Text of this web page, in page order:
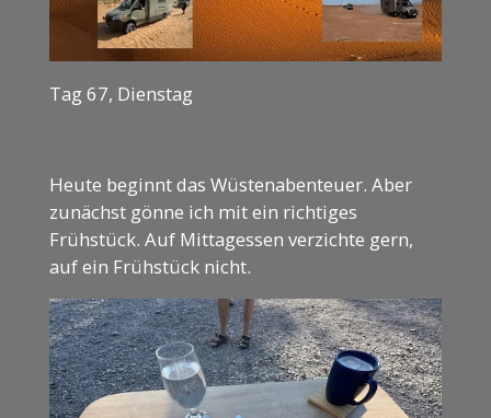
Tag 67, Dienstag
Heute beginnt das Wüstenabenteuer. Aber
zunächst gönne ich mit ein richtiges
Frühstück. Auf Mittagessen verzichte gern,
auf ein Frühstück nicht.